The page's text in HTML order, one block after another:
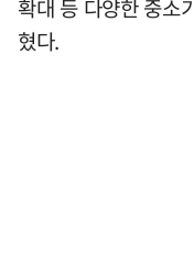
확대 등 다양한 중소
혔다.